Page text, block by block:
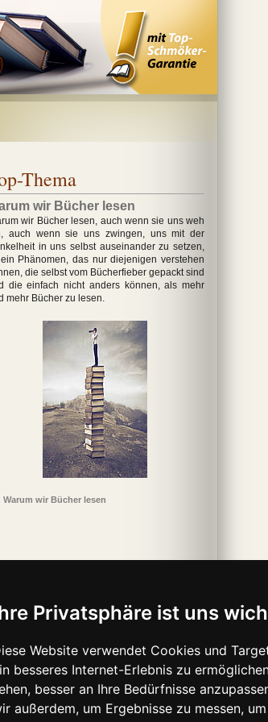
Privatsphäre ist uns
Website verwendet Cookies und
besseres Internet-Erlebnis zu
besser an Ihre Bedürfnisse
außerdem, um Ergebnisse zu messen,
Thema
wir Bücher lesen
wir Bücher lesen, auch wenn sie uns weh
auch wenn sie uns zwingen, uns mit der
in uns selbst auseinander zu setzen,
Phänomen, das nur diejenigen verstehen
die selbst vom Bücherfieber gepackt sind
die einfach nicht anders können, als mehr
mehr Bücher zu lesen.
Warum wir Bücher lesen